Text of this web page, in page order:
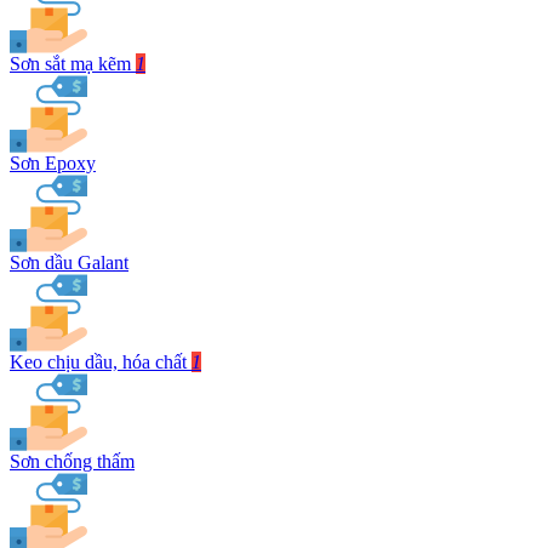
Sơn sắt mạ kẽm 1
Sơn Epoxy
Sơn dầu Galant
Keo chịu dầu, hóa chất 1
Sơn chống thấm